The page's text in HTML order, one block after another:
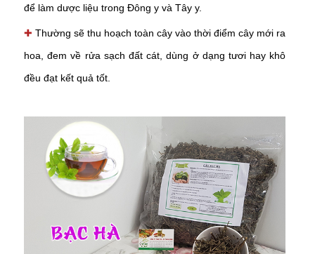
để làm dược liệu trong Đông y và Tây y.
✚Thường sẽ thu hoạch toàn cây vào thời điểm cây mới ra
hoa, đem về rửa sạch đất cát, dùng ở dạng tươi hay khô
đều đạt kết quả tốt.